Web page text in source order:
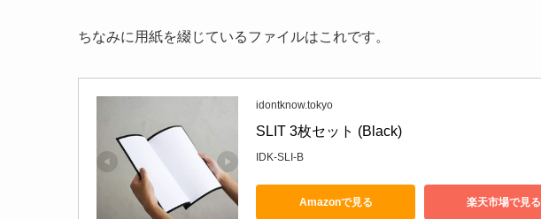
ちなみに用紙を綴じているファイルはこれです。
idontknow.tokyo
SLIT 3枚セット (Black)
IDK-SLI-B
Amazonで見る 楽天市場で見る